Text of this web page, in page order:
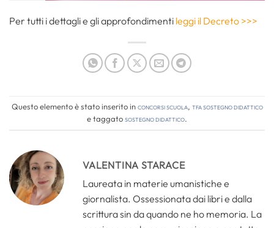
Per tutti i dettagli e gli approfondimenti leggi il Decreto >>>
Questo elemento è stato inserito inConcorsi Scuola, TFA Sostegno Didattico
e taggatosostegno didattico.
VALENTINA STARACE
Laureata in materie umanistiche e
giornalista. Ossessionata dai libri e dalla
scrittura sin da quando ne ho memoria. La